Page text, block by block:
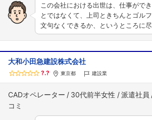
この会社における出世は、仕事がで
とではなくて、上司ときちんとゴル
文句なくできるか、というところに
大和小田急建設株式会社
?.? 東京都 建設業
CADオペレーター 30代前半女性 派遣社員